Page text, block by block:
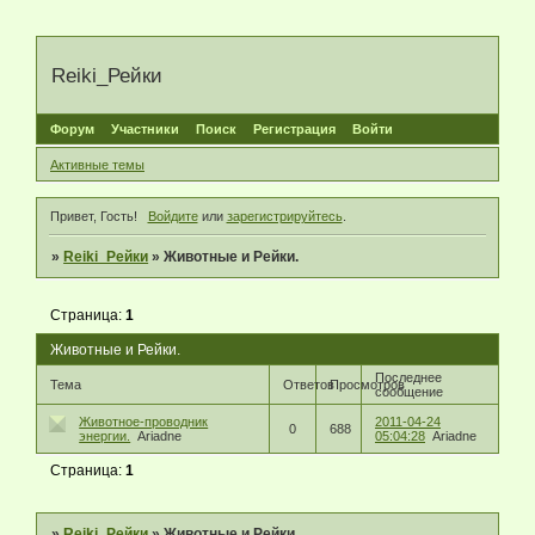
Reiki_Рейки
Форум Участники Поиск Регистрация Войти
Активные темы
Привет, Гость! Войдитеили зарегистрируйтесь.
» Reiki_Рейки »Животные и Рейки.
Животные и Рейки.
Страница:1
Тема ОтветовПросмотровПоследнее
сообщение
Животное-проводник
энергии.
Ariadne 0 688
2011-04-24
05:04:28 Ariadne
Страница:1